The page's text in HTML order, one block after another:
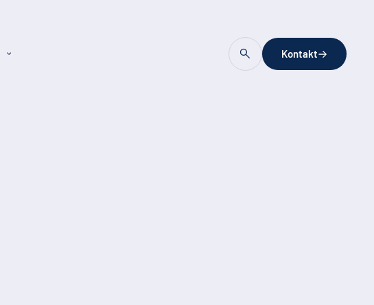
Kontakt